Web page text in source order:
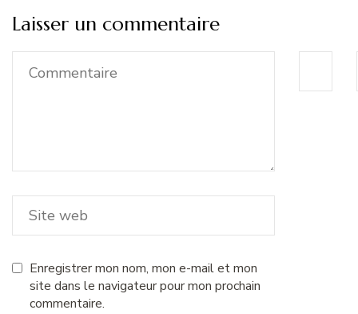
Laisser un commentaire
Enregistrer mon nom, mon e-mail et mon
site dans le navigateur pour mon prochain
commentaire.